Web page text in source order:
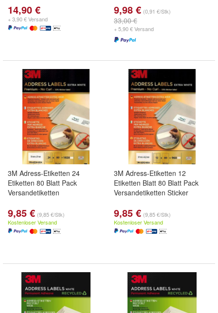
14,90 €
+ 3,90 € Versand
9,98 € (0,91 €/Stk)
33,00 €
+ 5,90 € Versand
3M Adress-Etiketten 24
Etiketten 80 Blatt Pack
Versandetiketten
9,85 € (9,85 €/Stk)
Kostenloser Versand
3M Adress-Etiketten 12
Etiketten Blatt 80 Blatt Pack
Versandetiketten Sticker
9,85 € (9,85 €/Stk)
Kostenloser Versand